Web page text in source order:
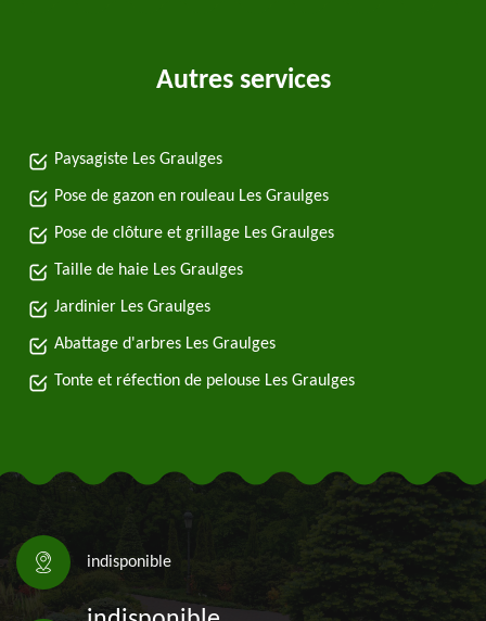
Autres services
Paysagiste Les Graulges
Pose de gazon en rouleau Les Graulges
Pose de clôture et grillage Les Graulges
Taille de haie Les Graulges
Jardinier Les Graulges
Abattage d'arbres Les Graulges
Tonte et réfection de pelouse Les Graulges
indisponible